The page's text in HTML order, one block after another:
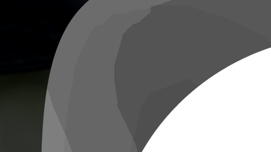
ботинки с острым носом на каблуке или платформе. Этот вариант
подчеркнет вашу индивидуальность, серьезность и ответственность.